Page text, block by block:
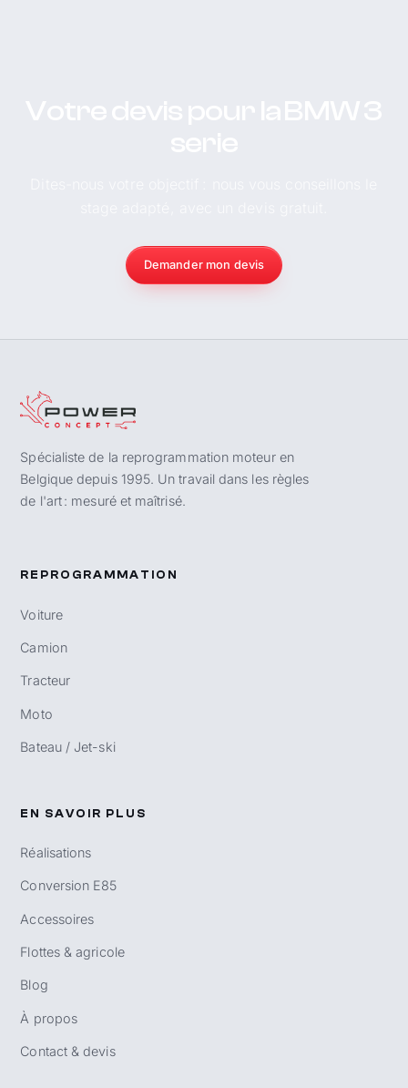
Demander mon devis
Spécialiste de la reprogrammation moteur en
Belgique depuis 1995. Un travail dans les règles
de l'art : mesuré et maîtrisé.
REPROGRAMMATION
Voiture
Camion
Tracteur
Moto
Bateau / Jet-ski
EN SAVOIR PLUS
Réalisations
Conversion E85
Accessoires
Flottes & agricole
Blog
À propos
Contact & devis